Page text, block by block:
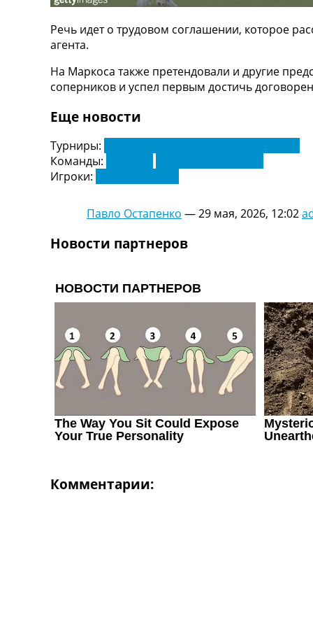
ТВ программа
RU
UA
Categories
Главная
Новости футбола
Видео
Трансферы
Новости футбола Украины
Последние комментарии
Логин
Правила
Чемпионат Мира
Украина. Первая Лига
Лига Чемпионов
Англия. Премьер Лига
Испания. Ла Лига
Другие Турниры >>>
Таблицы групп Чемпионата Мира
Украина. Премьер-Лига
Англия. Премьер-Лига
Испания. Ла Лига
Речь идет о трудовом соглашении, которое
агента.
На Маркоса также претендовали и другие
соперников и успел первым достичь
Еще новости
Турниры:
Команды:
Игроки:
Павло Остапенко —29 мая, 2026, 12:02
Новости партнеров
Комментарии: